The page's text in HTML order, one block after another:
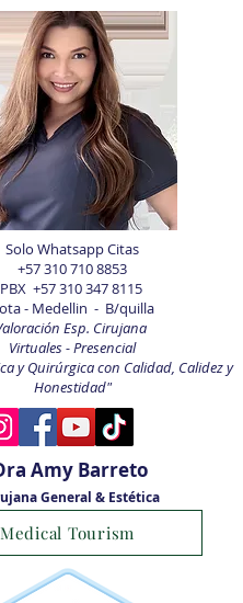
Solo Whatsapp Citas
+57 310 710 8853
PBX +57 310 347 8115
- Medellin - B/quilla
Esp. Cirujana
Virtuales - Presencial
y Quirúrgica con Calidad, Calidez y
Honestidad"
Amy Barreto
General & Estética
Medical Tourism